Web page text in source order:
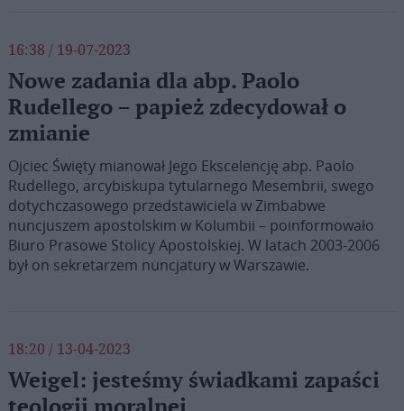
16:38 / 19-07-2023
Nowe zadania dla abp. Paolo
Rudellego – papież zdecydował o
zmianie
Ojciec Święty mianował Jego Ekscelencję abp. Paolo
Rudellego, arcybiskupa tytularnego Mesembrii, swego
dotychczasowego przedstawiciela w Zimbabwe
nuncjuszem apostolskim w Kolumbii – poinformowało
Biuro Prasowe Stolicy Apostolskiej. W latach 2003-2006
był on sekretarzem nuncjatury w Warszawie.
18:20 / 13-04-2023
Weigel: jesteśmy świadkami zapaści